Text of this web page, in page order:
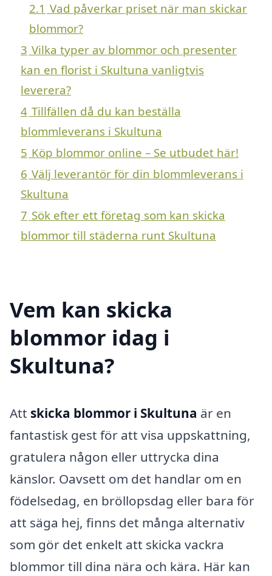
2.1 Vad påverkar priset när man skickar
blommor?
3 Vilka typer av blommor och presenter
kan en florist i Skultuna vanligtvis
leverera?
4 Tillfällen då du kan beställa
blommleverans i Skultuna
5 Köp blommor online – Se utbudet här!
6 Välj leverantör för din blommleverans i
Skultuna
7 Sök efter ett företag som kan skicka
blommor till städerna runt Skultuna
Vem kan skicka
blommor idag i
Skultuna?
Att skicka blommor i Skultuna är en
fantastisk gest för att visa uppskattning,
gratulera någon eller uttrycka dina
känslor. Oavsett om det handlar om en
födelsedag, en bröllopsdag eller bara för
att säga hej, finns det många alternativ
som gör det enkelt att skicka vackra
blommor till dina nära och kära. Här kan